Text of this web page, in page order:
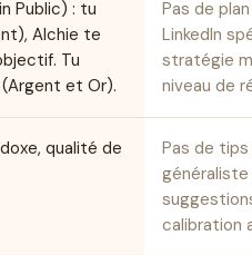
Public) : tu
Alchie te
Tu
et Or).
Pas de
LinkedIn
stratégie
niveau de
qualité de
Pas de tips
calibration